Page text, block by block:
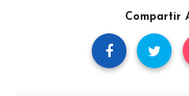
Compartir